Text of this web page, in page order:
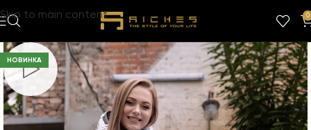
Skip to main content 0
НОВИНКА